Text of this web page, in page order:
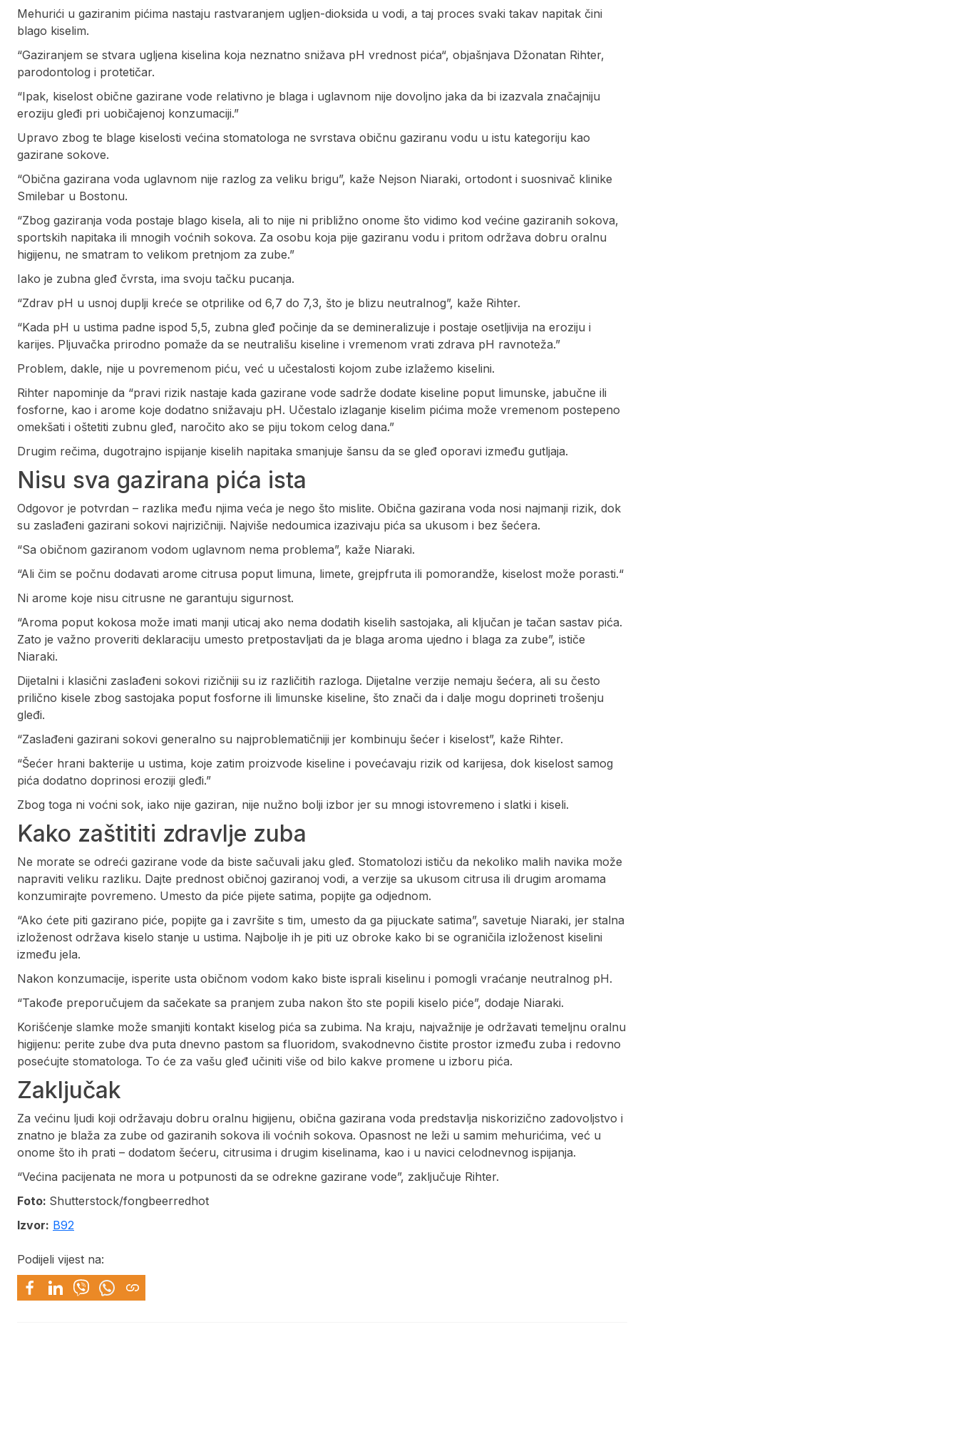
Mehurići u gaziranim pićima nastaju rastvaranjem ugljen-dioksida u vodi, a taj proces svaki takav napitak čini
blago kiselim.
“Gaziranjem se stvara ugljena kiselina koja neznatno snižava pH vrednost pića“, objašnjava Džonatan Rihter,
parodontolog i protetičar.
“Ipak, kiselost obične gazirane vode relativno je blaga i uglavnom nije dovoljno jaka da bi izazvala značajniju
eroziju gleđi pri uobičajenoj konzumaciji.”
Upravo zbog te blage kiselosti većina stomatologa ne svrstava običnu gaziranu vodu u istu kategoriju kao
gazirane sokove.
“Obična gazirana voda uglavnom nije razlog za veliku brigu”, kaže Nejson Niaraki, ortodont i suosnivač klinike
Smilebar u Bostonu.
“Zbog gaziranja voda postaje blago kisela, ali to nije ni približno onome što vidimo kod većine gaziranih sokova,
sportskih napitaka ili mnogih voćnih sokova. Za osobu koja pije gaziranu vodu i pritom održava dobru oralnu
higijenu, ne smatram to velikom pretnjom za zube.”
Iako je zubna gleđ čvrsta, ima svoju tačku pucanja.
“Zdrav pH u usnoj duplji kreće se otprilike od 6,7 do 7,3, što je blizu neutralnog”, kaže Rihter.
“Kada pH u ustima padne ispod 5,5, zubna gleđ počinje da se demineralizuje i postaje osetljivija na eroziju i
karijes. Pljuvačka prirodno pomaže da se neutrališu kiseline i vremenom vrati zdrava pH ravnoteža.”
Problem, dakle, nije u povremenom piću, već u učestalosti kojom zube izlažemo kiselini.
Rihter napominje da “pravi rizik nastaje kada gazirane vode sadrže dodate kiseline poput limunske, jabučne ili
fosforne, kao i arome koje dodatno snižavaju pH. Učestalo izlaganje kiselim pićima može vremenom postepeno
omekšati i oštetiti zubnu gleđ, naročito ako se piju tokom celog dana.”
Drugim rečima, dugotrajno ispijanje kiselih napitaka smanjuje šansu da se gleđ oporavi između gutljaja.
Nisu sva gazirana pića ista
Odgovor je potvrdan – razlika među njima veća je nego što mislite. Obična gazirana voda nosi najmanji rizik, dok
su zaslađeni gazirani sokovi najrizičniji. Najviše nedoumica izazivaju pića sa ukusom i bez šećera.
“Sa običnom gaziranom vodom uglavnom nema problema”, kaže Niaraki.
“Ali čim se počnu dodavati arome citrusa poput limuna, limete, grejpfruta ili pomorandže, kiselost može porasti.“
Ni arome koje nisu citrusne ne garantuju sigurnost.
“Aroma poput kokosa može imati manji uticaj ako nema dodatih kiselih sastojaka, ali ključan je tačan sastav pića.
Zato je važno proveriti deklaraciju umesto pretpostavljati da je blaga aroma ujedno i blaga za zube”, ističe
Niaraki.
Dijetalni i klasični zaslađeni sokovi rizičniji su iz različitih razloga. Dijetalne verzije nemaju šećera, ali su često
prilično kisele zbog sastojaka poput fosforne ili limunske kiseline, što znači da i dalje mogu doprineti trošenju
gleđi.
“Zaslađeni gazirani sokovi generalno su najproblematičniji jer kombinuju šećer i kiselost”, kaže Rihter.
“Šećer hrani bakterije u ustima, koje zatim proizvode kiseline i povećavaju rizik od karijesa, dok kiselost samog
pića dodatno doprinosi eroziji gleđi.”
Zbog toga ni voćni sok, iako nije gaziran, nije nužno bolji izbor jer su mnogi istovremeno i slatki i kiseli.
Kako zaštititi zdravlje zuba
Ne morate se odreći gazirane vode da biste sačuvali jaku gleđ. Stomatolozi ističu da nekoliko malih navika može
napraviti veliku razliku. Dajte prednost običnoj gaziranoj vodi, a verzije sa ukusom citrusa ili drugim aromama
konzumirajte povremeno. Umesto da piće pijete satima, popijte ga odjednom.
“Ako ćete piti gazirano piće, popijte ga i završite s tim, umesto da ga pijuckate satima”, savetuje Niaraki, jer stalna
izloženost održava kiselo stanje u ustima. Najbolje ih je piti uz obroke kako bi se ograničila izloženost kiselini
između jela.
Nakon konzumacije, isperite usta običnom vodom kako biste isprali kiselinu i pomogli vraćanje neutralnog pH.
“Takođe preporučujem da sačekate sa pranjem zuba nakon što ste popili kiselo piće”, dodaje Niaraki.
Korišćenje slamke može smanjiti kontakt kiselog pića sa zubima. Na kraju, najvažnije je održavati temeljnu oralnu
higijenu: perite zube dva puta dnevno pastom sa fluoridom, svakodnevno čistite prostor između zuba i redovno
posećujte stomatologa. To će za vašu gleđ učiniti više od bilo kakve promene u izboru pića.
Zaključak
Za većinu ljudi koji održavaju dobru oralnu higijenu, obična gazirana voda predstavlja niskorizično zadovoljstvo i
znatno je blaža za zube od gaziranih sokova ili voćnih sokova. Opasnost ne leži u samim mehurićima, već u
onome što ih prati – dodatom šećeru, citrusima i drugim kiselinama, kao i u navici celodnevnog ispijanja.
“Većina pacijenata ne mora u potpunosti da se odrekne gazirane vode”, zaključuje Rihter.
Foto: Shutterstock/fongbeerredhot
Izvor: B92
Podijeli vijest na: